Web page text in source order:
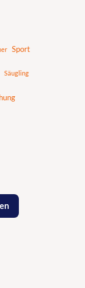
Sport
Säugling